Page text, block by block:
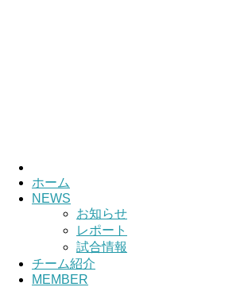
ホーム
NEWS
お知らせ
レポート
試合情報
チーム紹介
MEMBER